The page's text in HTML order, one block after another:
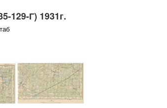
129-Г) 1931г.